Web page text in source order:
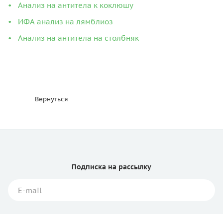
Анализ на антитела к коклюшу
ИФА анализ на лямблиоз
Анализ на антитела на столбняк
Вернуться
Подписка на рассылку